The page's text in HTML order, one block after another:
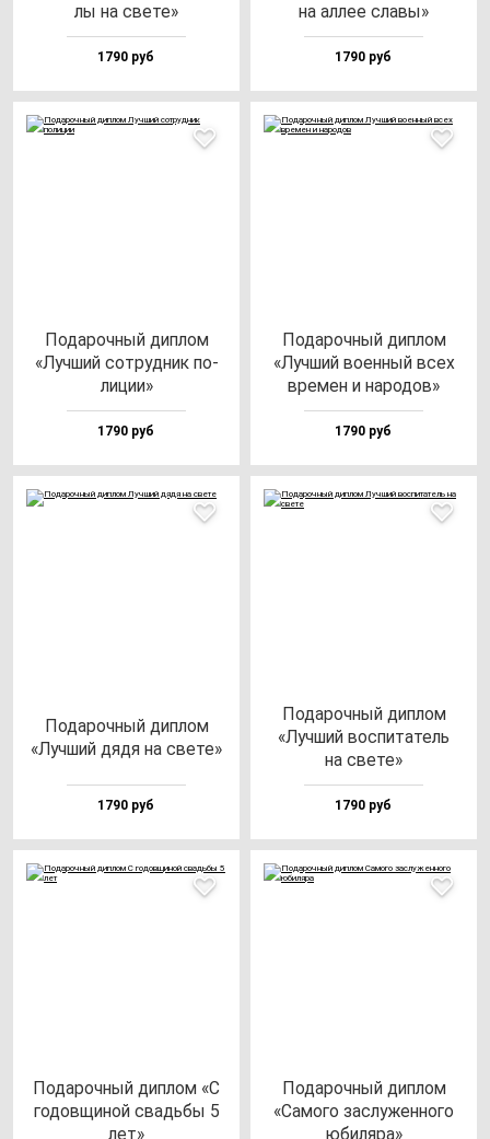
лы на све­те»
1790 руб
на ал­лее сла­вы»
1790 руб
Пода­роч­ный дип­лом
«Луч­ший сот­руд­ник по­
ли­ции»
1790 руб
Пода­роч­ный дип­лом
«Луч­ший во­ен­ный всех
вре­мен и на­ро­дов»
1790 руб
Пода­роч­ный дип­лом
«Луч­ший дя­дя на све­те»
1790 руб
Пода­роч­ный дип­лом
«Луч­ший вос­пи­та­тель
на све­те»
1790 руб
Пода­роч­ный дип­лом «С
го­дов­щи­ной свадь­бы 5
лет»
Пода­роч­ный дип­лом
«Само­го зас­лу­жен­но­го
юби­ля­ра»